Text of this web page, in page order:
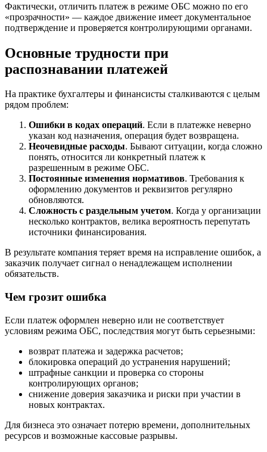
Фактически, отличить платеж в режиме ОБС можно по его
«прозрачности» — каждое движение имеет документальное
подтверждение и проверяется контролирующими органами.
Основные трудности при
распознавании платежей
На практике бухгалтеры и финансисты сталкиваются с целым
рядом проблем:
Ошибки в кодах операций. Если в платежке неверно
указан код назначения, операция будет возвращена.
Неочевидные расходы. Бывают ситуации, когда сложно
понять, относится ли конкретный платеж к
разрешенным в режиме ОБС.
Постоянные изменения нормативов. Требования к
оформлению документов и реквизитов регулярно
обновляются.
Сложность с раздельным учетом. Когда у организации
несколько контрактов, велика вероятность перепутать
источники финансирования.
В результате компания теряет время на исправление ошибок, а
заказчик получает сигнал о ненадлежащем исполнении
обязательств.
Чем грозит ошибка
Если платеж оформлен неверно или не соответствует
условиям режима ОБС, последствия могут быть серьезными:
возврат платежа и задержка расчетов;
блокировка операций до устранения нарушений;
штрафные санкции и проверка со стороны
контролирующих органов;
снижение доверия заказчика и риски при участии в
новых контрактах.
Для бизнеса это означает потерю времени, дополнительных
ресурсов и возможные кассовые разрывы.